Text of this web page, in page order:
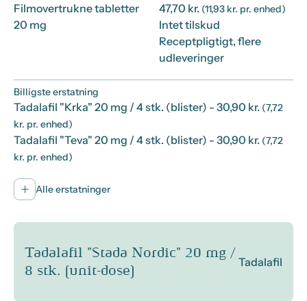
Filmovertrukne tabletter
20 mg
47,70 kr. (11,93 kr. pr. enhed)
Intet tilskud
Receptpligtigt, flere
udleveringer
Billigste erstatning
Tadalafil "Krka" 20 mg / 4 stk. (blister) - 30,90 kr. (7,72
kr. pr. enhed)
Tadalafil "Teva" 20 mg / 4 stk. (blister) - 30,90 kr. (7,72
kr. pr. enhed)
Alle erstatninger
Tadalafil "Stada Nordic" 20 mg /
8 stk. (unit-dose)
Tadalafil